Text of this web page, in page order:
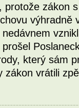
protože zákon
výhradně
který sám
zákon vrátili